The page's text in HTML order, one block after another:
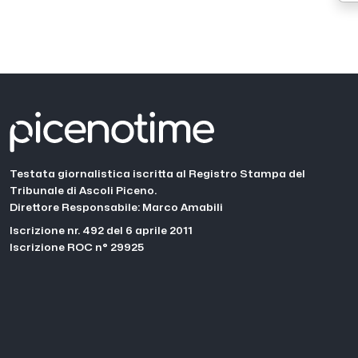
Testata giornalistica iscritta al Registro Stampa del
Tribunale di Ascoli Piceno.
Direttore Responsabile: Marco Amabili
Iscrizione nr. 492 del 6 aprile 2011
Iscrizione ROC n° 29925